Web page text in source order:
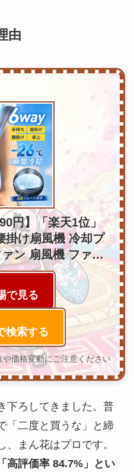
由
円】「楽天1位」
掛け扇風機 冷却プ
ァン 扇風機 ファ…
で見る
検索する
価格変動にご注意ください
下ろしてきました。普
「二度と買うな」と締
まん花はプロです。
「高評価率 84.7%」とい